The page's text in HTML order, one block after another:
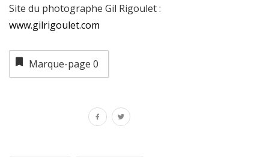
Site du photographe Gil Rigoulet :
www.gilrigoulet.com
Marque-page 0